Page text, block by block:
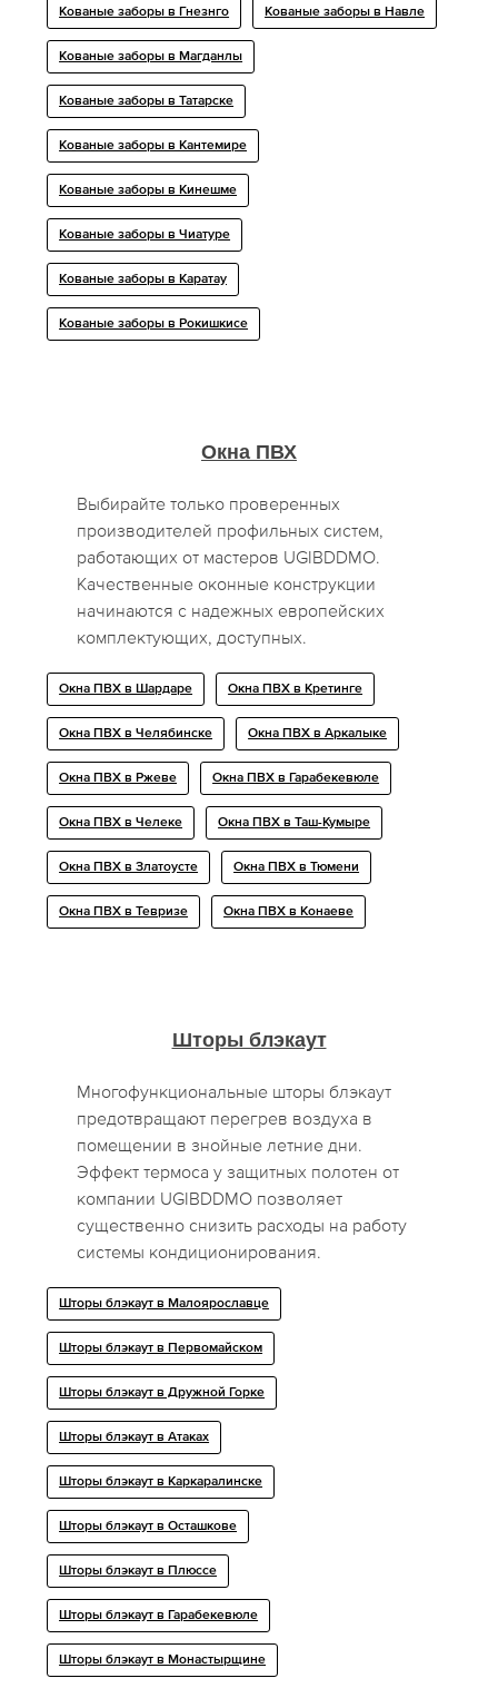
Кованые заборы в Гнезнго Кованые заборы в Навле
Кованые заборы в Магданлы
Кованые заборы в Татарске
Кованые заборы в Кантемире
Кованые заборы в Кинешме
Кованые заборы в Чиатуре
Кованые заборы в Каратау
Кованые заборы в Рокишкисе
Окна ПВХ
Выбирайте только проверенных
производителей профильных систем,
работающих от мастеров UGIBDDMO.
Качественные оконные конструкции
начинаются с надежных европейских
комплектующих, доступных.
Окна ПВХ в Шардаре Окна ПВХ в Кретинге
Окна ПВХ в Челябинске Окна ПВХ в Аркалыке
Окна ПВХ в Ржеве Окна ПВХ в Гарабекевюле
Окна ПВХ в Челеке Окна ПВХ в Таш-Кумыре
Окна ПВХ в Златоусте Окна ПВХ в Тюмени
Окна ПВХ в Тевризе Окна ПВХ в Конаеве
Шторы блэкаут
Многофункциональные шторы блэкаут
предотвращают перегрев воздуха в
помещении в знойные летние дни.
Эффект термоса у защитных полотен от
компании UGIBDDMO позволяет
существенно снизить расходы на работу
системы кондиционирования.
Шторы блэкаут в Малоярославце
Шторы блэкаут в Первомайском
Шторы блэкаут в Дружной Горке
Шторы блэкаут в Атаках
Шторы блэкаут в Каркаралинске
Шторы блэкаут в Осташкове
Шторы блэкаут в Плюссе
Шторы блэкаут в Гарабекевюле
Шторы блэкаут в Монастырщине